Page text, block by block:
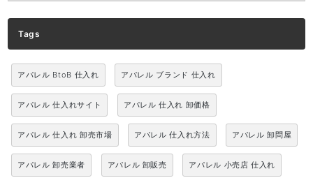
Tags
アパレル BtoB 仕入れ アパレル ブランド 仕入れ
アパレル 仕入れサイト アパレル 仕入れ 卸価格
アパレル 仕入れ 卸売市場 アパレル 仕入れ方法 アパレル 卸問屋
アパレル 卸売業者 アパレル 卸販売 アパレル 小売店 仕入れ